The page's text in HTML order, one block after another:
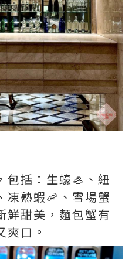
包括：生蠔🦪、紐
凍熟蝦🦐、雪場蟹
鮮甜美，麵包蟹有
口。